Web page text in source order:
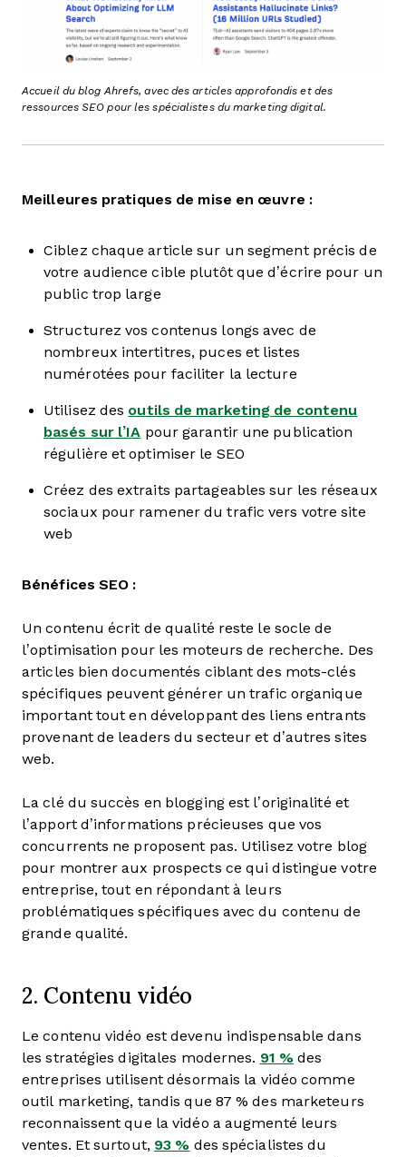
Accueil du blog Ahrefs, avec des articles approfondis et des
ressources SEO pour les spécialistes du marketing digital.
Meilleures pratiques de mise en œuvre :
Ciblez chaque article sur un segment précis de
votre audience cible plutôt que d’écrire pour un
public trop large
Structurez vos contenus longs avec de
nombreux intertitres, puces et listes
numérotées pour faciliter la lecture
Utilisez des outils de marketing de contenu
basés sur l’IA pour garantir une publication
régulière et optimiser le SEO
Créez des extraits partageables sur les réseaux
sociaux pour ramener du trafic vers votre site
web
Bénéfices SEO :
Un contenu écrit de qualité reste le socle de
l’optimisation pour les moteurs de recherche. Des
articles bien documentés ciblant des mots-clés
spécifiques peuvent générer un trafic organique
important tout en développant des liens entrants
provenant de leaders du secteur et d’autres sites
web.
La clé du succès en blogging est l’originalité et
l’apport d’informations précieuses que vos
concurrents ne proposent pas. Utilisez votre blog
pour montrer aux prospects ce qui distingue votre
entreprise, tout en répondant à leurs
problématiques spécifiques avec du contenu de
grande qualité.
2. Contenu vidéo
Le contenu vidéo est devenu indispensable dans
les stratégies digitales modernes. 91 %des
entreprises utilisent désormais la vidéo comme
outil marketing, tandis que 87 % des marketeurs
reconnaissent que la vidéo a augmenté leurs
ventes. Et surtout, 93 % des spécialistes du